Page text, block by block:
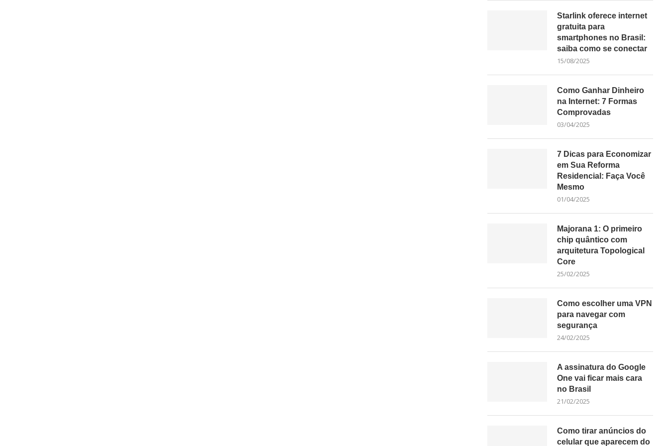
Starlink oferece internet
gratuita para
smartphones no Brasil:
saiba como se conectar
15/08/2025
Como Ganhar Dinheiro
na Internet: 7 Formas
Comprovadas
03/04/2025
7 Dicas para Economizar
em Sua Reforma
Residencial: Faça Você
Mesmo
01/04/2025
Majorana 1: O primeiro
chip quântico com
arquitetura Topological
Core
25/02/2025
Como escolher uma VPN
para navegar com
segurança
24/02/2025
A assinatura do Google
One vai ficar mais cara
no Brasil
21/02/2025
Como tirar anúncios do
celular que aparecem do